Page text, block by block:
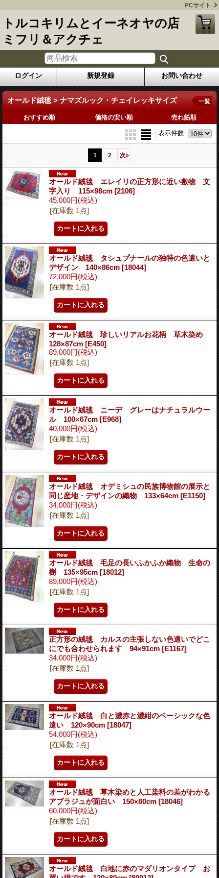
PCサイト
トルコキリムとイーネオヤの店
ミフリ＆アクチェ
ログイン 新規登録 お問い合わせ
オールド絨毯 > ナマズルック・チェイレッキサイズ 一覧
おすすめ順 価格の安い順 売れ筋順
表示件数:
1 2 次»
オールド絨毯 エレイリの正方形に近い敷物 文
字入り 115×98cm [2106]
45,000円(税込)
[在庫数 1点]
オールド絨毯 タシュプナールの独特の色遣いと
デザイン 140×86cm [18044]
72,000円(税込)
[在庫数 1点]
オールド絨毯 珍しいリアルお花柄 草木染め
128×87cm [E450]
89,000円(税込)
[在庫数 1点]
オールド絨毯 ニーデ グレーはナチュラルウー
ル 100×67cm [E968]
40,000円(税込)
[在庫数 1点]
オールド絨毯 オデミシュの民族博物館の展示と
同じ産地・デザインの織物 133×64cm [E1150]
34,000円(税込)
[在庫数 1点]
オールド絨毯 毛足の長いふかふか織物 生命の
樹 135×95cm [18012]
89,000円(税込)
[在庫数 1点]
正方形の絨毯 カルスの主張しない色遣いでどこ
にでも合わせられます 94×91cm [E1167]
34,000円(税込)
[在庫数 1点]
オールド絨毯 白と濃赤と濃紺のベーシックな色
遣い 120×90cm [18047]
54,000円(税込)
[在庫数 1点]
オールド絨毯 草木染めと人工染料の差がわかる
アブラジュが面白い 150×80cm [18046]
60,000円(税込)
[在庫数 1点]
オールド絨毯 白地に赤のマダリオンタイプ お